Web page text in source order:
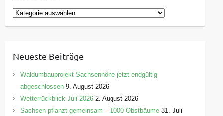
K
a
g
o
i
e
Neueste Beiträge
Waldumbauprojekt Sachsenhöhe jetzt endgültig
abgeschlossen 9. August 2026
Wetterrückblick Juli 2026 2. August 2026
Sachsen pflanzt gemeinsam – 1000 Obstbäume 31. Juli